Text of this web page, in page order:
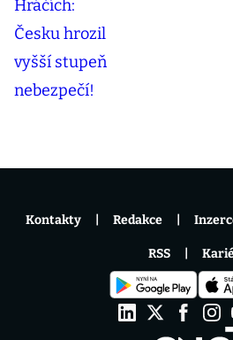
Kontakty Redakce
RSS